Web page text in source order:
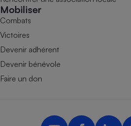
Mobiliser
Combats
Victoires
Devenir adhérent
Devenir bénévole
Faire un don